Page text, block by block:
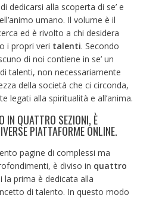
dedicarsi alla scoperta di se’ e
umano. Il volume è il
ed è rivolto a chi desidera
i propri veri talenti. Secondo
di noi contiene in se’ un
talenti, non necessariamente
della società che ci circonda,
legati alla spiritualità e all’anima.
IN QUATTRO SEZIONI, È
PIATTAFORME ONLINE.
pagine di complessi ma
è diviso in quattro
la prima è dedicata alla
di talento. In questo modo